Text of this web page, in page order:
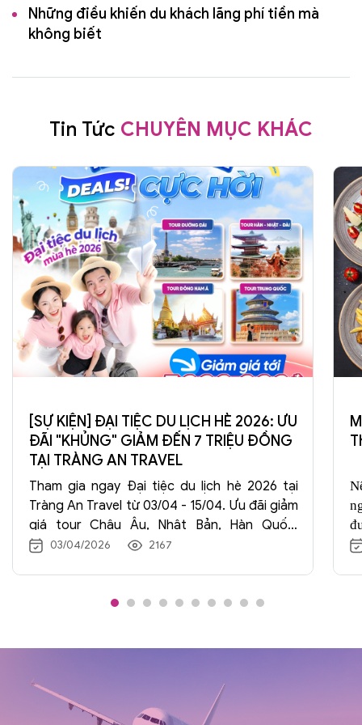
Những điều khiến du khách lãng phí tiền mà
không biết
Tin Tức CHUYÊN MỤC KHÁC
[SỰ KIỆN] ĐẠI TIỆC DU LỊCH HÈ 2026: ƯU
ĐÃI "KHỦNG" GIẢM ĐẾN 7 TRIỆU ĐỒNG
TẠI TRÀNG AN TRAVEL
Tham gia ngay Đại tiệc du lịch hè 2026 tại
Tràng An Travel từ 03/04 - 15/04. Ưu đãi giảm
giá tour Châu Âu, Nhật Bản, Hàn Quốc,
Trung Quốc lên đến 7.000.000đ. Đăng ký
03/04/2026 2167